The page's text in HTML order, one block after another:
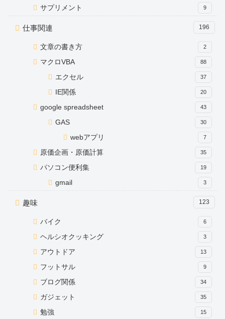
サプリメント 9
仕事関連 196
文章の書き方 2
マクロVBA 88
エクセル 37
IE関係 20
google spreadsheet 43
GAS 30
webアプリ 7
原価企画・原価計算 35
パソコン便利集 19
gmail 3
趣味 123
バイク 6
ヘルシオクッキング 3
アウトドア 13
フットサル 9
ブログ関係 34
ガジェット 35
勉強 15